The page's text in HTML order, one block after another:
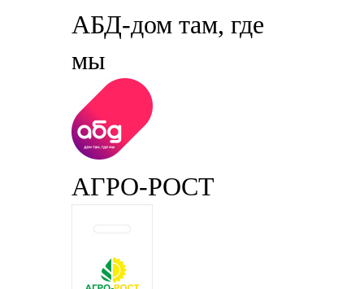
АБД-дом там, где
мы
АГРО-РОСТ